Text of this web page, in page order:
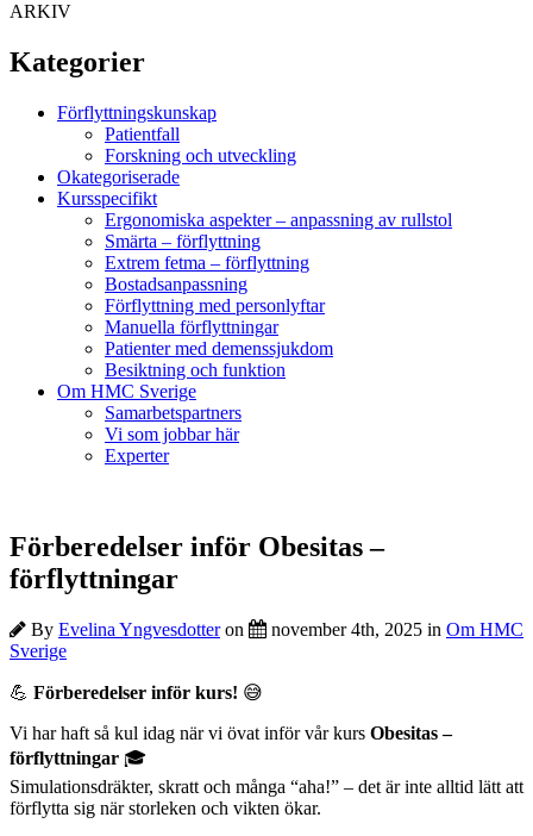
ARKIV
Kategorier
Förflyttningskunskap
Patientfall
Forskning och utveckling
Okategoriserade
Kursspecifikt
Ergonomiska aspekter – anpassning av rullstol
Smärta – förflyttning
Extrem fetma – förflyttning
Bostadsanpassning
Förflyttning med personlyftar
Manuella förflyttningar
Patienter med demenssjukdom
Besiktning och funktion
Om HMC Sverige
Samarbetspartners
Vi som jobbar här
Experter
Förberedelser inför Obesitas –
förflyttningar
By Evelina Yngvesdotteron november 4th, 2025 in Om HMC
Sverige
💪 Förberedelser inför kurs! 😅
Vi har haft så kul idag när vi övat inför vår kurs Obesitas –
förflyttningar 🎓
Simulationsdräkter, skratt och många “aha!” – det är inte alltid lätt att
förflytta sig när storleken och vikten ökar.